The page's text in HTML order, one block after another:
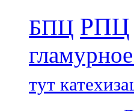
БПЦ РПЦ
тут